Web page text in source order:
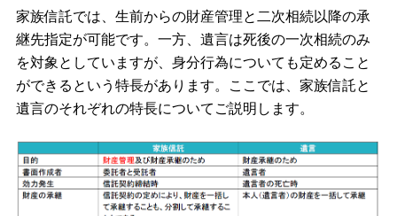
家族信託では、生前からの財産管理と二次相続以降の承
継先指定が可能です。一方、遺言は死後の一次相続のみ
を対象としていますが、身分行為についても定めること
ができるという特長があります。ここでは、家族信託と
遺言のそれぞれの特長についてご説明します。